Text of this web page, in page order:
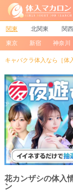
関東 北関東 関西
東京 新宿 神奈川
キャバクラ体入なら［体
花カンザシの体入
ン